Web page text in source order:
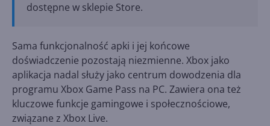
dostępne w sklepie Store.
Sama funkcjonalność apki i jej końcowe
doświadczenie pozostają niezmienne. Xbox jako
aplikacja nadal służy jako centrum dowodzenia dla
programu Xbox Game Pass na PC. Zawiera ona też
kluczowe funkcje gamingowe i społecznościowe,
związane z Xbox Live.